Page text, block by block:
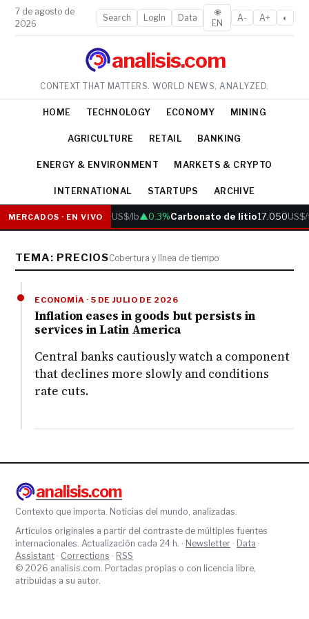
7 de agosto de
2026
Search LogIn Data
🌐
EN
A- A+ ◐
analisis.com
CONTEXT THAT MATTERS. WORLD NEWS, ANALYZED.
HOME TECHNOLOGY ECONOMY MINING
AGRICULTURE RETAIL BANKING
ENERGY & ENVIRONMENT MARKETS & CRYPTO
INTERNATIONAL STARTUPS ARCHIVE
MERCADOS · EN VIVO
Cobre6.05 US$/lb▲0.3%Carbonato de litio17.050
TEMA: PRECIOSCobertura y línea de tiempo
ECONOMÍA · 5 DE JULIO DE 2026
Inflation eases in goods but persists in
services in Latin America
Central banks cautiously watch a component
that declines more slowly and conditions
rate cuts.
analisis.com
Contexto que importa. Noticias del mundo, analizadas.
Artículos originales a partir del contraste de múltiples fuentes
internacionales. Actualización cada 24 h. · Newsletter · Data ·
Assistant · Corrections · RSS
© 2026 analisis.com. Portadas propias o con licencia libre,
atribuidas a su autor.